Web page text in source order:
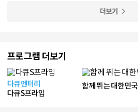
더보기
프로그램 더보기
다큐멘터리
다큐S프라임
함께 뛰는 대한민국